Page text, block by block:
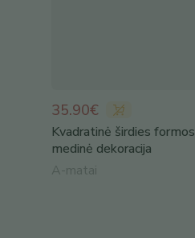
35.90€
Kvadratinė širdies formos
medinė dekoracija
A-matai